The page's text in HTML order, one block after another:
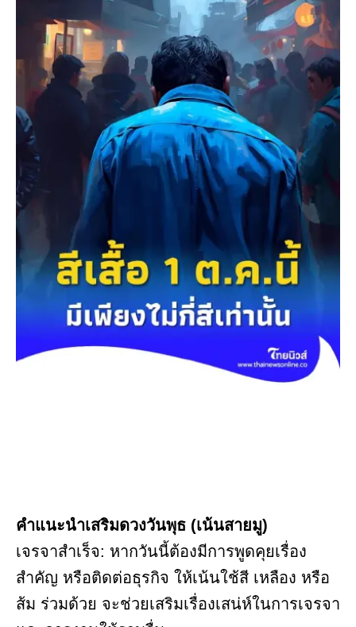
คำแนะนำเสริมดวงวันพุธ (เน้นสายมู)
เจรจาสำเร็จ: หากวันนี้ต้องมีการพูดคุยเรื่อง
สำคัญ หรือติดต่อธุรกิจ ให้เน้นใช้สี เหลือง หรือ
ส้ม ร่วมด้วย จะช่วยเสริมเรื่องเสน่ห์ในการเจรจา